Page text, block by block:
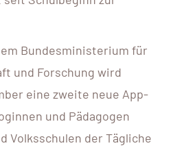
Bundesministerium für
und Forschung wird
eine zweite neue App-
und Pädagogen
Volksschulen der Tägliche